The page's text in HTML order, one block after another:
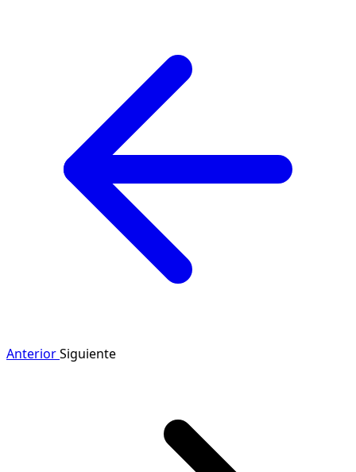
AnteriorSiguiente